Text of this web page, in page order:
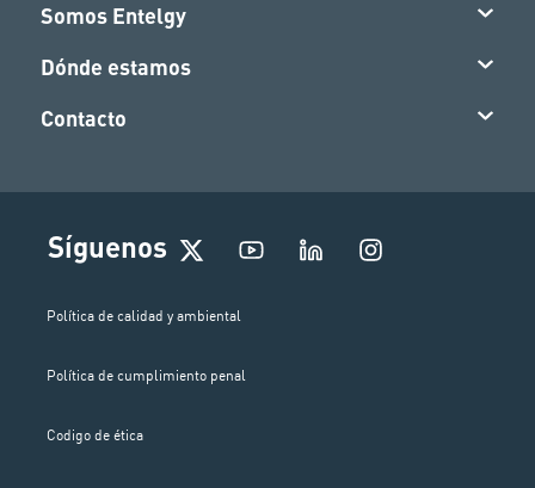
Somos Entelgy
Dónde estamos
Contacto
Síguenos
I
n
Política de calidad y ambiental
Política de cumplimiento penal
Codigo de ética